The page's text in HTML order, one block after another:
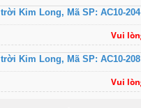
Kim Long, Mã SP: AC10-204
Vui
Kim Long, Mã SP: AC10-208
Vui